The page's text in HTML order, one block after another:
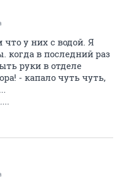
у них с водой. Я
в последний раз
руки в отделе
- капало чуть чуть,